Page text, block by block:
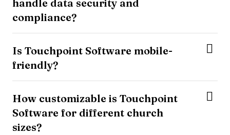
compliance?
Is Touchpoint Software mobile-
friendly?
How customizable is Touchpoint
Software for different church
sizes?